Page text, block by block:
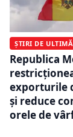
ȘTIRI DE
Republica
exporturile
și reduce
orele de